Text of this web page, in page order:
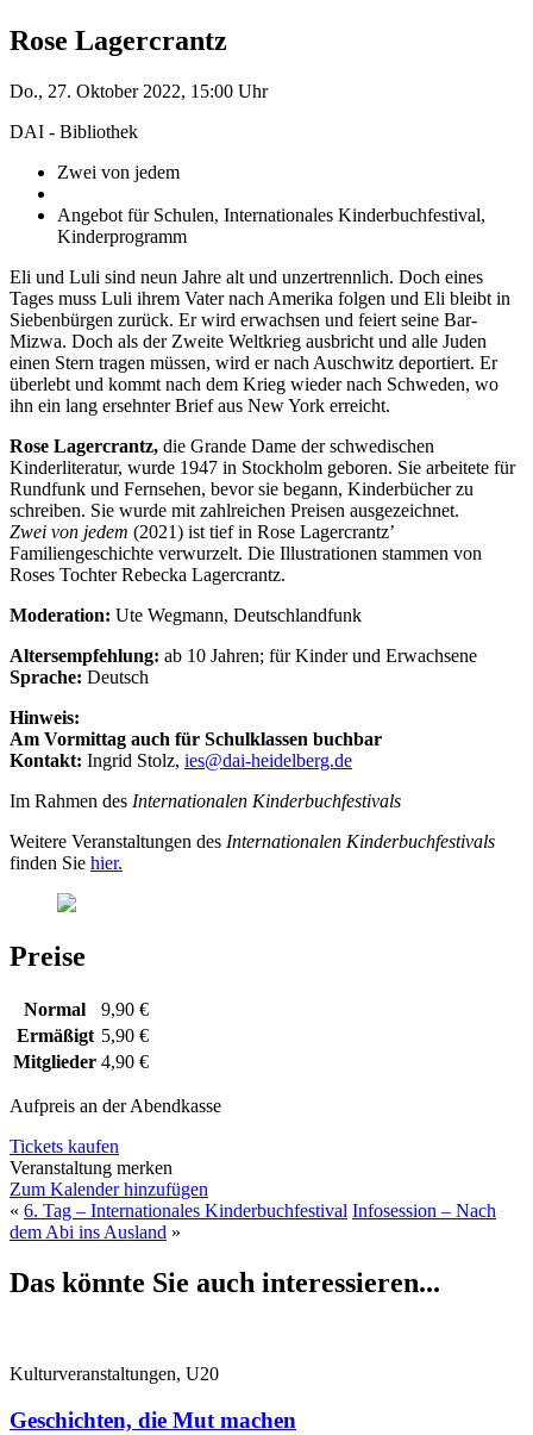
Rose Lagercrantz
Do., 27. Oktober 2022, 15:00 Uhr
DAI - Bibliothek
Zwei von jedem
Angebot für Schulen, Internationales Kinderbuchfestival,
Kinderprogramm
Eli und Luli sind neun Jahre alt und unzertrennlich. Doch eines
Tages muss Luli ihrem Vater nach Amerika folgen und Eli bleibt in
Siebenbürgen zurück. Er wird erwachsen und feiert seine Bar-
Mizwa. Doch als der Zweite Weltkrieg ausbricht und alle Juden
einen Stern tragen müssen, wird er nach Auschwitz deportiert. Er
überlebt und kommt nach dem Krieg wieder nach Schweden, wo
ihn ein lang ersehnter Brief aus New York erreicht.
Rose Lagercrantz, die Grande Dame der schwedischen
Kinderliteratur, wurde 1947 in Stockholm geboren. Sie arbeitete für
Rundfunk und Fernsehen, bevor sie begann, Kinderbücher zu
schreiben. Sie wurde mit zahlreichen Preisen ausgezeichnet.
Zwei von jedem (2021) ist tief in Rose Lagercrantz’
Familiengeschichte verwurzelt. Die Illustrationen stammen von
Roses Tochter Rebecka Lagercrantz.
Moderation: Ute Wegmann, Deutschlandfunk
Altersempfehlung: ab 10 Jahren; für Kinder und Erwachsene
Sprache: Deutsch
Hinweis:
Am Vormittag auch für Schulklassen buchbar
Kontakt: Ingrid Stolz, ies@dai-heidelberg.de
Im Rahmen des Internationalen Kinderbuchfestivals
Weitere Veranstaltungen des Internationalen Kinderbuchfestivals
finden Sie hier.
Preise
Normal
9,90 €
Ermäßigt 5,90 €
Mitglieder 4,90 €
Aufpreis an der Abendkasse
Tickets kaufen
Veranstaltung merken
Zum Kalender hinzufügen
« 6. Tag – Internationales Kinderbuchfestival Infosession – Nach
dem Abi ins Ausland »
Das könnte Sie auch interessieren...
Kulturveranstaltungen, U20
Geschichten, die Mut machen